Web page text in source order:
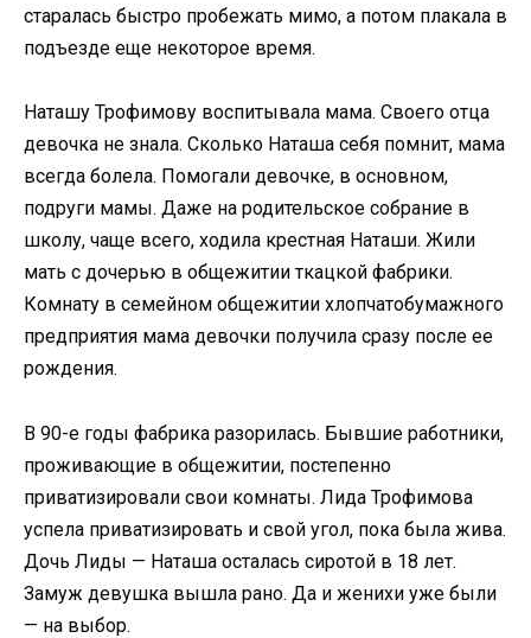
старалась быстро пробежать мимо, а потом плакала в
подъезде еще некоторое время.
Наташу Трофимову воспитывала мама. Своего отца
девочка не знала. Сколько Наташа себя помнит, мама
всегда болела. Помогали девочке, в основном,
подруги мамы. Даже на родительское собрание в
школу, чаще всего, ходила крестная Наташи. Жили
мать с дочерью в общежитии ткацкой фабрики.
Комнату в семейном общежитии хлопчатобумажного
предприятия мама девочки получила сразу после ее
рождения.
В 90-е годы фабрика разорилась. Бывшие работники,
проживающие в общежитии, постепенно
приватизировали свои комнаты. Лида Трофимова
успела приватизировать и свой угол, пока была жива.
Дочь Лиды — Наташа осталась сиротой в 18 лет.
Замуж девушка вышла рано. Да и женихи уже были
— на выбор.